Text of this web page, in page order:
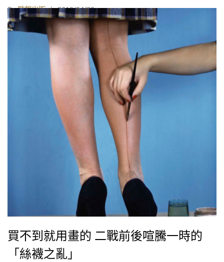
By時報出版| 2019/04/30
買不到就用畫的 二戰前後喧騰一時的
「絲襪之亂」